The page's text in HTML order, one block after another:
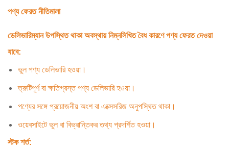
পণ্য ফেরত নীতিমালা
ডেলিভারিম্যান উপস্থিত থাকা অবস্থায় নিম্নলিখিত বৈধ কারণে পণ্য ফেরত দেওয়া
যাবে:
ভুল পণ্য ডেলিভারি হওয়া।
ত্রুটিপূর্ণ বা ক্ষতিগ্রস্ত পণ্য ডেলিভারি হওয়া।
পণ্যের সঙ্গে প্রয়োজনীয় অংশ বা এক্সেসরিজ অনুপস্থিত থাকা।
ওয়েবসাইটে ভুল বা বিভ্রান্তিকর তথ্য প্রদর্শিত হওয়া।
স্টক শর্ত: